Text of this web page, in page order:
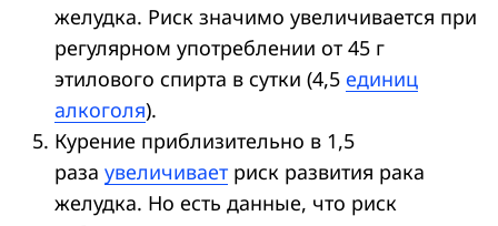
желудка. Риск значимо увеличивается при
регулярном употреблении от 45 г
этилового спирта в сутки (4,5 единиц
алкоголя).
Курение приблизительно в 1,5
раза увеличивает риск развития рака
желудка. Но есть данные, что риск